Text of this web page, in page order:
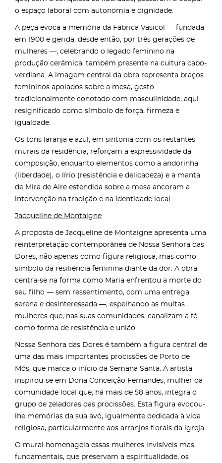
o espaço laboral com autonomia e dignidade.
A peça evoca a memória da Fábrica Vasicol — fundada
em 1900 e gerida, desde então, por três gerações de
mulheres —, celebrando o legado feminino na
produção cerâmica, também presente na cultura cabo-
verdiana. A imagem central da obra representa braços
femininos apoiados sobre a mesa, gesto
tradicionalmente conotado com masculinidade, aqui
resignificado como símbolo de força, firmeza e
igualdade.
Os tons laranja e azul, em sintonia com os restantes
murais da residência, reforçam a expressividade da
composição, enquanto elementos como a andorinha
(liberdade), o lírio (resistência e delicadeza) e a manta
de Mira de Aire estendida sobre a mesa ancoram a
intervenção na tradição e na identidade local.
Jacqueline de Montaigne
A proposta de Jacqueline de Montaigne apresenta uma
reinterpretação contemporânea de Nossa Senhora das
Dores, não apenas como figura religiosa, mas como
símbolo da resiliência feminina diante da dor. A obra
centra-se na forma como Maria enfrentou a morte do
seu filho — sem ressentimento, com uma entrega
serena e desinteressada —, espelhando as muitas
mulheres que, nas suas comunidades, canalizam a fé
como forma de resistência e união.
Nossa Senhora das Dores é também a figura central de
uma das mais importantes procissões de Porto de
Mós, que marca o início da Semana Santa. A artista
inspirou-se em Dona Conceição Fernandes, mulher da
comunidade local que, há mais de 58 anos, integra o
grupo de zeladoras das procissões. Esta figura evocou-
lhe memórias da sua avó, igualmente dedicada à vida
religiosa, particularmente aos arranjos florais da igreja.
O mural homenageia essas mulheres invisíveis mas
fundamentais, que preservam a espiritualidade, os